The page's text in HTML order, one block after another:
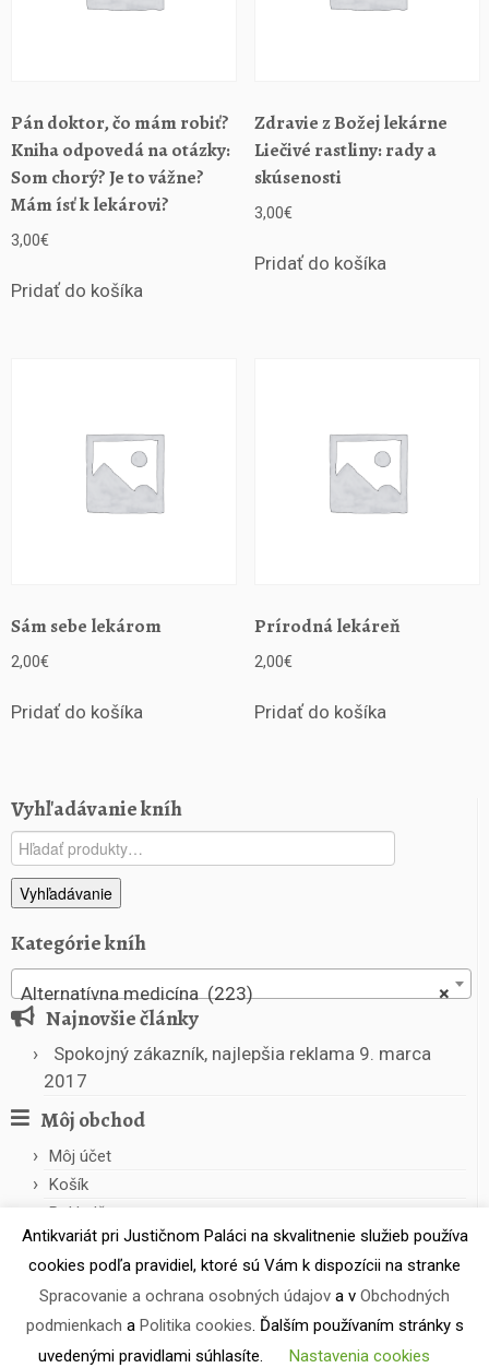
v
á
u
m
n
Pán doktor, čo mám robiť?
Kniha odpovedá na otázky:
Som chorý? Je to vážne?
Mám ísť k lekárovi?
3,00€
Pridať do košíka
Zdravie z Božej lekárne
Liečivé rastliny: rady a
skúsenosti
3,00€
Pridať do košíka
Sám sebe lekárom
2,00€
Pridať do košíka
Prírodná lekáreň
2,00€
Pridať do košíka
Vyhľadávanie kníh
Hľadať:
Vyhľadávanie
Kategórie kníh
×
Alternatívna medicína (223)
Najnovšie články
Spokojný zákazník, najlepšia reklama 9. marca
2017
Môj obchod
Môj účet
Košík
Pokladňa
Antikvariát pri Justičnom Paláci na skvalitnenie služieb používa
cookies podľa pravidiel, ktoré sú Vám k dispozícii na stranke
Spracovanie a ochrana osobných údajov a v Obchodných
podmienkach a Politika cookies. Ďalším používaním stránky s
uvedenými pravidlami súhlasíte.
Nastavenia cookies